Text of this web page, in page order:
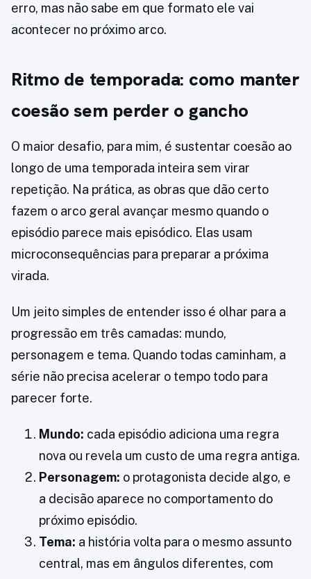
erro, mas não sabe em que formato ele vai
acontecer no próximo arco.
Ritmo de temporada: como manter
coesão sem perder o gancho
O maior desafio, para mim, é sustentar coesão ao
longo de uma temporada inteira sem virar
repetição. Na prática, as obras que dão certo
fazem o arco geral avançar mesmo quando o
episódio parece mais episódico. Elas usam
microconsequências para preparar a próxima
virada.
Um jeito simples de entender isso é olhar para a
progressão em três camadas: mundo,
personagem e tema. Quando todas caminham, a
série não precisa acelerar o tempo todo para
parecer forte.
Mundo: cada episódio adiciona uma regra
nova ou revela um custo de uma regra antiga.
Personagem: o protagonista decide algo, e
a decisão aparece no comportamento do
próximo episódio.
Tema: a história volta para o mesmo assunto
central, mas em ângulos diferentes, com